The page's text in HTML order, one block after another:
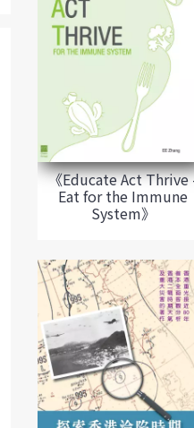
《Educate Act Thrive
Eat for the Immune
System》